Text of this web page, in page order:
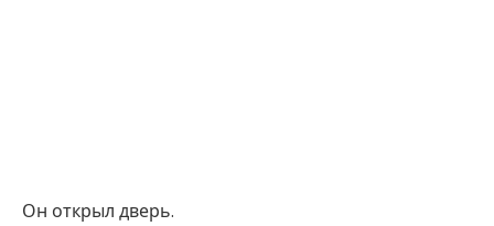
Он открыл дверь.